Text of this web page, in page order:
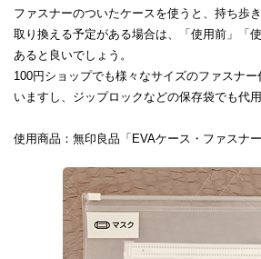
ファスナーのついたケースを使うと、持ち歩
取り換える予定がある場合は、「使用前」「
あると良いでしょう。
100円ショップでも様々なサイズのファスナ
いますし、ジップロックなどの保存袋でも代用
使用商品：無印良品「EVAケース・ファスナ